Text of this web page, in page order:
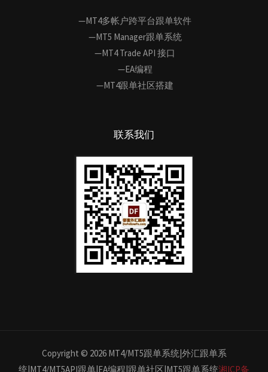
—MT4多帐户跨平台跟单软件
—MT5 Manager跟单系统
—MT4 Trade API 接口
—EA编程
—MT4跟单社区搭建
联系我们
Copyright © 2026 MT4/MT5跟单系统|外汇跟单系
统|MT4/MT5API跟单|EA编程|跟单社区|MT5跟单系统湘ICP备